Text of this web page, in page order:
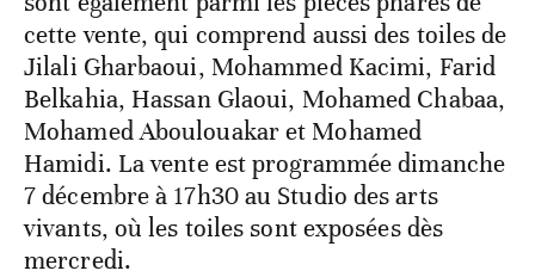
cette vente, qui comprend aussi des toiles de
Jilali Gharbaoui, Mohammed Kacimi, Farid
Belkahia, Hassan Glaoui, Mohamed Chabaa,
Mohamed Aboulouakar et Mohamed
Hamidi. La vente est programmée dimanche
7 décembre à 17h30 au Studio des arts
vivants, où les toiles sont exposées dès
mercredi.